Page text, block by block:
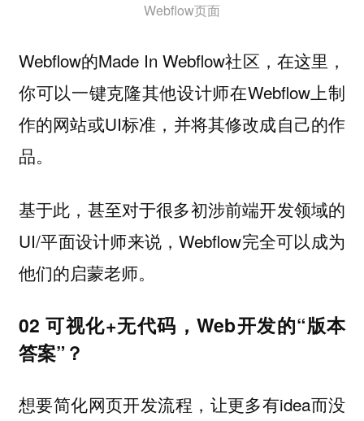
Webflow页面
Webflow的Made In Webflow社区，在这里，
你可以一键克隆其他设计师在Webflow上制
作的网站或UI标准，并将其修改成自己的作
品。
基于此，甚至对于很多初涉前端开发领域的
UI/平面设计师来说，Webflow完全可以成为
他们的启蒙老师。
02 可视化+无代码，Web开发的“版本
答案”？
想要简化网页开发流程，让更多有idea而没